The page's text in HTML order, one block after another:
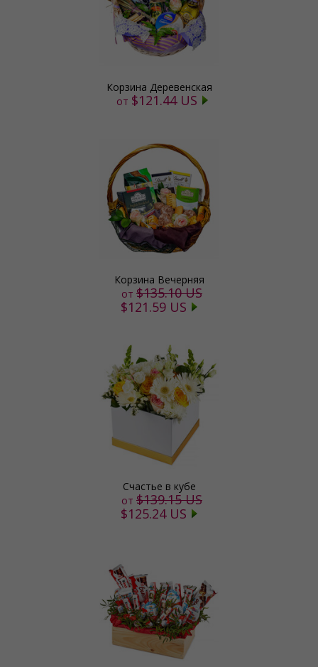
Корзина Деревенская
от $121.44 US
Корзина Вечерняя
от $135.10 US
$121.59 US
Счастье в кубе
от $139.15 US
$125.24 US